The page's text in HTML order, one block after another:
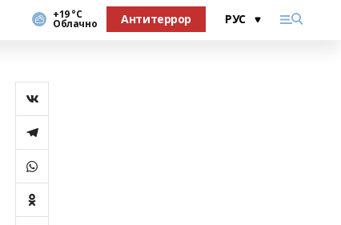
+19 °С
Облачно Антитеррор